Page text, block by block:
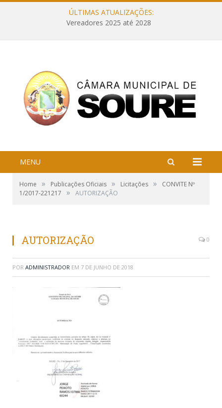
ÚLTIMAS ATUALIZAÇÕES:
Vereadores 2025 até 2028
MENU
Home » Publicações Oficiais » Licitações »
CONVITE Nº
1/2017-221217
» AUTORIZAÇÃO
AUTORIZAÇÃO 0
POR ADMINISTRADOR EM 7 DE JUNHO DE 2018